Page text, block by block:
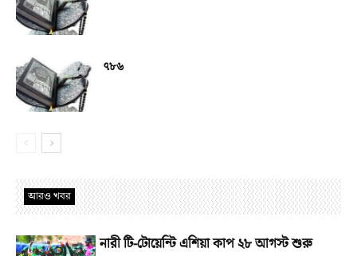
৭৮৬
আরও খবর
নারী টি-টোয়েন্টি এশিয়া কাপ ২৮ আগস্ট শুরু